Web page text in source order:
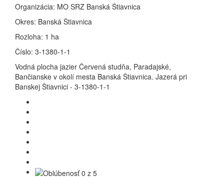
Organizácia: MO SRZ Banská Štiavnica
Okres: Banská Štiavnica
Rozloha: 1 ha
Číslo: 3-1380-1-1
Vodná plocha jazier Červená studňa, Paradajské,
Bančianske v okolí mesta Banská Štiavnica. Jazerá pri
Banskej Štiavnici - 3-1380-1-1